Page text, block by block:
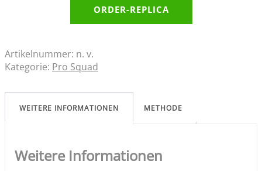
ORDER-REPLICA
Artikelnummer: n. v.
Kategorie: Pro Squad
WEITERE INFORMATIONEN METHODE
Weitere Informationen